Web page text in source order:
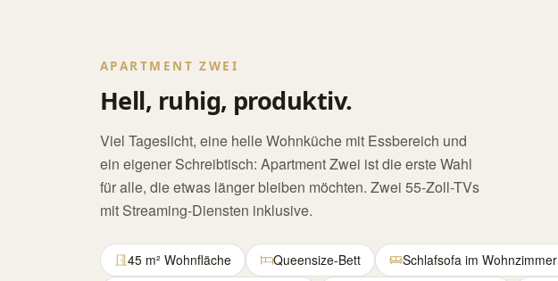
APARTMENT ZWEI
Hell, ruhig, produktiv.
Viel Tageslicht, eine helle Wohnküche mit Essbereich und
ein eigener Schreibtisch: Apartment Zwei ist die erste Wahl
für alle, die etwas länger bleiben möchten. Zwei 55-Zoll-TVs
mit Streaming-Diensten inklusive.
45 m² Wohnfläche Queensize-Bett
Schlafsofa im Wohnzimmer